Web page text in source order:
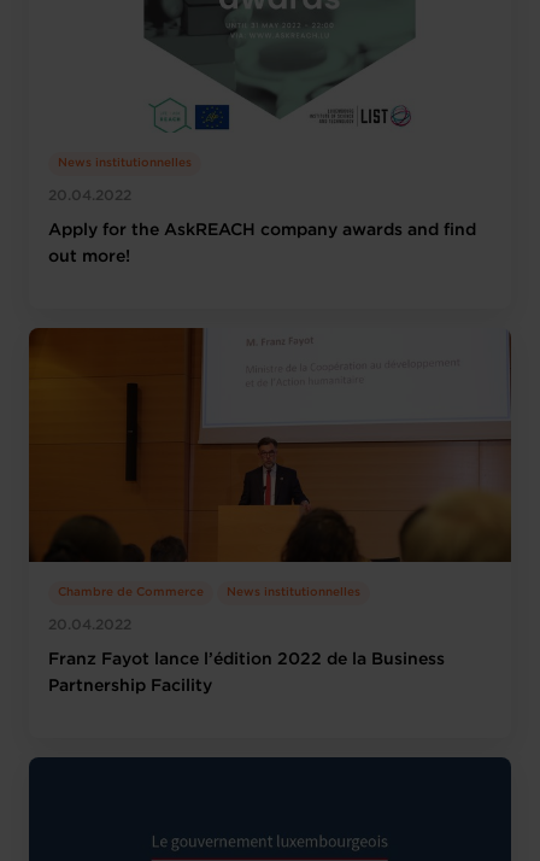
20.04.2022
News institutionnelles
Apply for the AskREACH company awards and find
out more!
20.04.2022
Chambre de Commerce News institutionnelles
Franz Fayot lance l’édition 2022 de la Business
Partnership Facility